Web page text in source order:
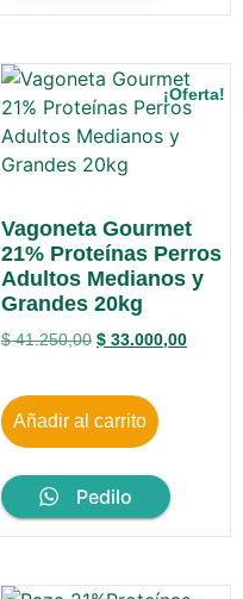
¡Oferta!
Vagoneta Gourmet
21% Proteínas Perros
Adultos Medianos y
Grandes 20kg
$41.250,00 $ 33.000,00
Añadir al carrito
Pedilo